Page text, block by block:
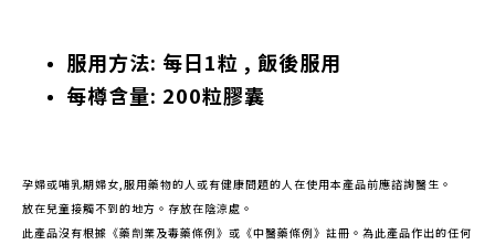
服用方法: 每日1粒 , 飯後服用
每樽含量: 200粒膠囊
孕婦或哺乳期婦女,服用藥物的人或有健康問題的人在使用本產品前應諮詢醫生。
放在兒童接觸不到的地方。存放在陰涼處。
此產品沒有根據《藥劑業及毒藥條例》或《中醫藥條例》註冊。為此產品作出的任何